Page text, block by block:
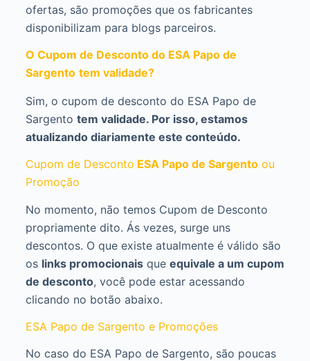
ofertas, são promoções que os fabricantes
disponibilizam para blogs parceiros.
O Cupom de Desconto do ESA Papo de
Sargento tem validade?
Sim, o cupom de desconto do ESA Papo de
Sargento tem validade. Por isso, estamos
atualizando diariamente este conteúdo.
Cupom de Desconto ESA Papo de Sargento ou
Promoção
No momento, não temos Cupom de Desconto
propriamente dito. Ás vezes, surge uns
descontos. O que existe atualmente é válido são
os links promocionaisque equivale a um cupom
de desconto, você pode estar acessando
clicando no botão abaixo.
ESA Papo de Sargento e Promoções
No caso do ESA Papo de Sargento, são poucas